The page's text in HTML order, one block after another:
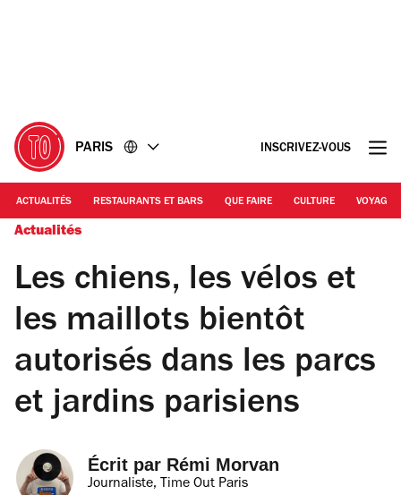
PARIS INSCRIVEZ-VOUS
ACTUALITÉS RESTAURANTS ET BARS QUE FAIRE CULTURE VOYAGE
Actualités
Les chiens, les vélos et
les maillots bientôt
autorisés dans les parcs
et jardins parisiens
Écrit par Rémi Morvan
Journaliste, Time Out Paris